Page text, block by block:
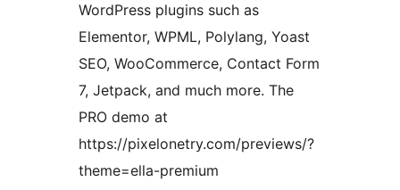
WordPress plugins such as
Elementor, WPML, Polylang, Yoast
SEO, WooCommerce, Contact Form
7, Jetpack, and much more. The
PRO demo at
https://pixelonetry.com/previews/?
theme=ella-premium